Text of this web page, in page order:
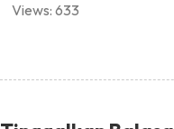
Views: 633